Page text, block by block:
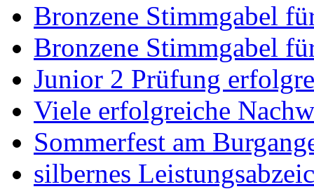
Bronzene Stimmgabel
Bronzene Stimmgabel
Junior 2 Prüfung
Viele erfolgreiche
Sommerfest am
silbernes